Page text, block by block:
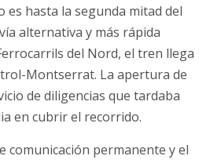
es hasta la segunda mitad del
alternativa y más rápida
del Nord, el tren llega
Montserrat. La apertura de
de diligencias que tardaba
en cubrir el recorrido.
comunicación permanente y el